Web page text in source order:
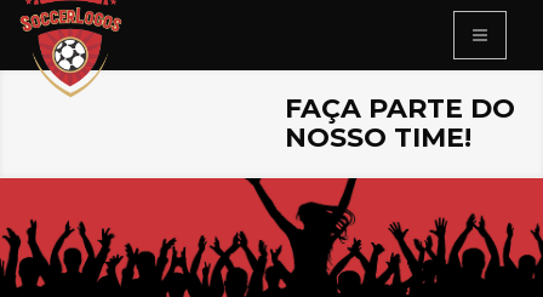
FAÇA PARTE DO
NOSSO TIME!